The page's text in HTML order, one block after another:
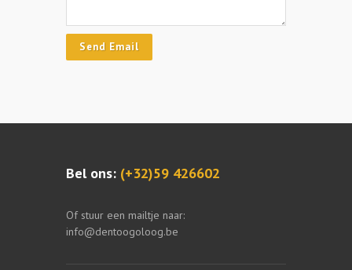
Send Email
Bel ons: (+32)59 426602
Of stuur een mailtje naar:
info@dentoogoloog.be